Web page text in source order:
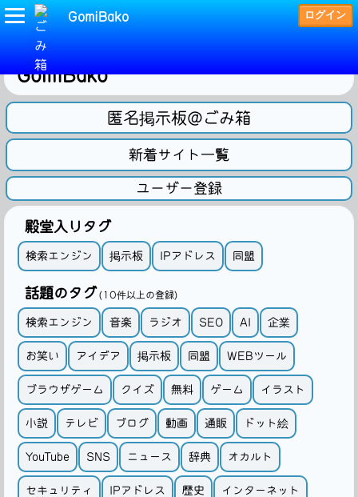
GomiBako ログイン
～ごみ箱 検索と掲示板のサイト～
GomiBako
匿名掲示板＠ごみ箱
新着サイト一覧
ユーザー登録
殿堂入りタグ
検索エンジン 掲示板 IPアドレス 同盟
話題のタグ (10件以上の登録)
検索エンジン 音楽 ラジオ SEO AI 企業
お笑い アイデア 掲示板 同盟 WEBツール
ブラウザゲーム クイズ 無料 ゲーム イラスト
小説 テレビ ブログ 動画 通販 ドット絵
YouTube SNS ニュース 辞典 オカルト
セキュリティ IPアドレス 歴史 インターネット